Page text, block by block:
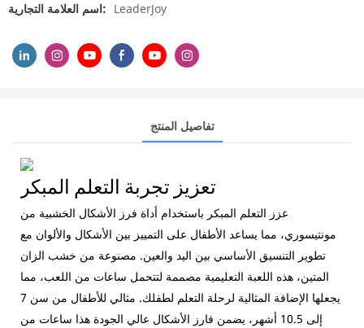
اسم العلامة التجارية: LeaderJoy
تفاصيل المنتج
عزز التعلم المبكر باستخدام أداة فرز الأشكال الخشبية من
مونتيسوري، مما يساعد الأطفال على التمييز بين الأشكال والألوان مع
تطوير التنسيق الأساسي بين اليد والعين. مصنوعة من خشب الزان
المتين، هذه اللعبة التعليمية مصممة لتتحمل ساعات من اللعب، مما
يجعلها الإضافة المثالية لرحلة التعلم لطفلك. مثالي للأطفال من سن 7
إلى 10.5 أشهر، يضمن فارز الأشكال عالي الجودة هذا ساعات من